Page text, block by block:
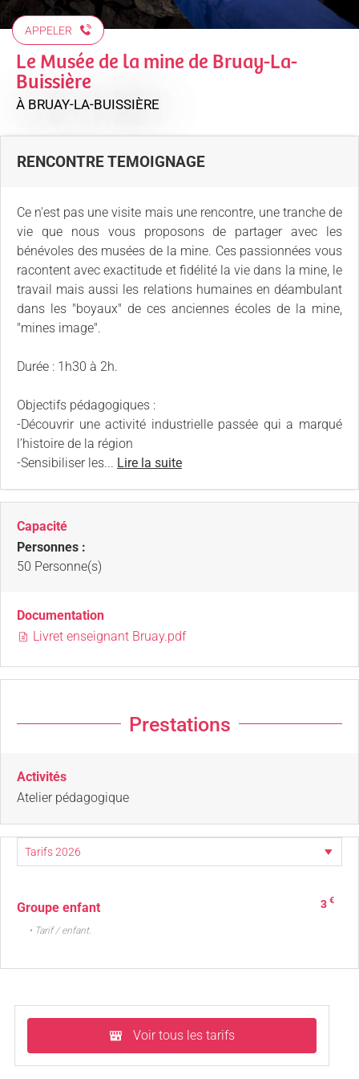
APPELER
Le Musée de la mine de Bruay-La-
Buissière
À BRUAY-LA-BUISSIÈRE
RENCONTRE TEMOIGNAGE
Ce n'est pas une visite mais une rencontre, une tranche de
vie que nous vous proposons de partager avec les
bénévoles des musées de la mine. Ces passionnées vous
racontent avec exactitude et fidélité la vie dans la mine, le
travail mais aussi les relations humaines en déambulant
dans les "boyaux" de ces anciennes écoles de la mine,
"mines image".
Durée : 1h30 à 2h.
Objectifs pédagogiques :
-Découvrir une activité industrielle passée qui a marqué
l’histoire de la région
-Sensibiliser les... Lire la suite
Capacité
Personnes :
50 Personne(s)
Documentation
Livret enseignant Bruay.pdf
Prestations
Activités
Atelier pédagogique
Groupe enfant 3 €
• Tarif / enfant.
Voir tous les tarifs